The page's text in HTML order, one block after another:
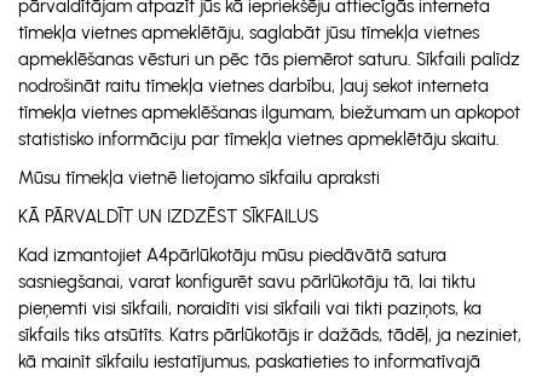
pārvaldītājam atpazīt jūs kā iepriekšēju attiecīgās interneta
tīmekļa vietnes apmeklētāju, saglabāt jūsu tīmekļa vietnes
apmeklēšanas vēsturi un pēc tās piemērot saturu. Sīkfaili palīdz
nodrošināt raitu tīmekļa vietnes darbību, ļauj sekot interneta
tīmekļa vietnes apmeklēšanas ilgumam, biežumam un apkopot
statistisko informāciju par tīmekļa vietnes apmeklētāju skaitu.
Mūsu tīmekļa vietnē lietojamo sīkfailu apraksti
KĀ PĀRVALDĪT UN IZDZĒST SĪKFAILUS
Kad izmantojiet A4pārlūkotāju mūsu piedāvātā satura
sasniegšanai, varat konfigurēt savu pārlūkotāju tā, lai tiktu
pieņemti visi sīkfaili, noraidīti visi sīkfaili vai tikti paziņots, ka
sīkfails tiks atsūtīts. Katrs pārlūkotājs ir dažāds, tādēļ, ja neziniet,
kā mainīt sīkfailu iestatījumus, paskatieties to informatīvajā